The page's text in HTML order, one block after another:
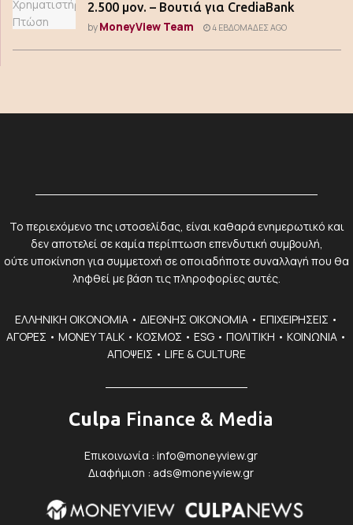
2.500 μον. – Βουτιά για CrediaBank
byMoneyView Team 4 ΕΒΔΟΜΆΔΕΣ AGO
Το περιεχόμενο της ιστοσελίδας, είναι καθαρά ενημερωτικό και
δεν αποτελεί σε καμία περίπτωση επενδυτική συμβουλή,
ούτε υποκίνηση για συμμετοχή σε οποιαδήποτε συναλλαγή που θα
ληφθεί με βάση τις πληροφορίες αυτές.
ΕΛΛΗΝΙΚΗ ΟΙΚΟΝΟΜΙΑ • ΔΙΕΘΝΗΣ ΟΙΚΟΝΟΜΙΑ • ΕΠΙΧΕΙΡΗΣΕΙΣ •
ΑΓΟΡΕΣ • MONEY TALK • ΚΟΣΜΟΣ • ESG • ΠΟΛΙΤΙΚΗ • ΚΟΙΝΩΝΙΑ •
ΑΠΟΨΕΙΣ • LIFE & CULTURE
Culpa Finance & Media
Επικοινωνία : info@moneyview.gr
Διαφήμιση : ads@moneyview.gr